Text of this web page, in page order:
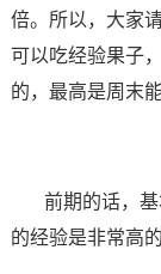
倍。所以，大家
可以吃经验果子
的，最高是周末能
前期的话，基
的经验是非常高